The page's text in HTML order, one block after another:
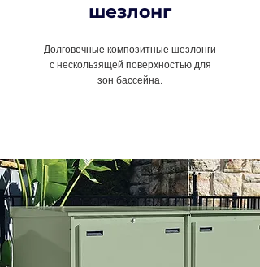
шезлонг
Долговечные композитные шезлонги
с нескользящей поверхностью для
зон бассейна.